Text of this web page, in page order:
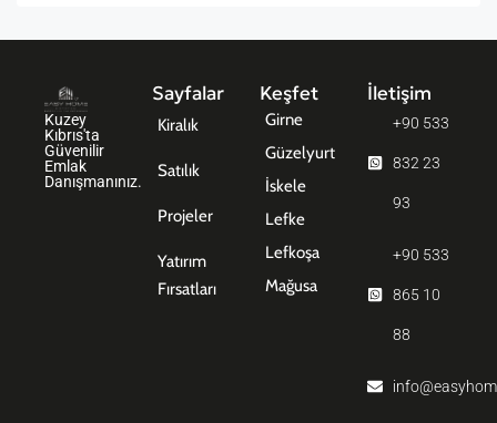
Kuzey
Kıbrıs'ta
Güvenilir
Emlak
Danışmanınız.
Sayfalar
Kiralık
Satılık
Projeler
Yatırım
Fırsatları
Keşfet
Girne
Güzelyurt
İskele
Lefke
Lefkoşa
Mağusa
İletişim
+90 533
832 23
93
+90 533
865 10
88